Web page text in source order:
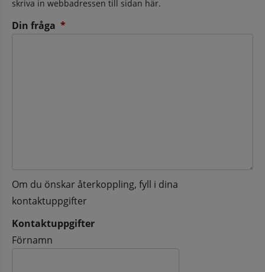
skriva in webbadressen till sidan här.
Din fråga *
Om du önskar återkoppling, fyll i dina
kontaktuppgifter
Kontaktuppgifter
Kontaktuppgifter
Förnamn